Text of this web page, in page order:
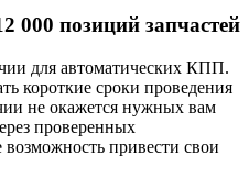
000 позиций запчастей
для автоматических КПП.
короткие сроки проведения
не окажется нужных вам
проверенных
привести свои